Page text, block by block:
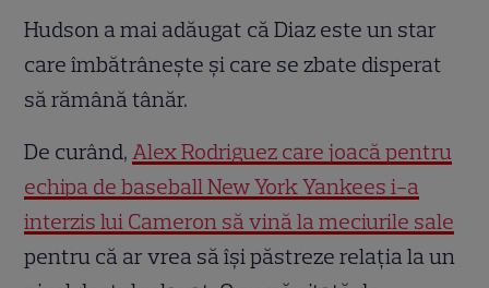
Hudson a mai adăugat că Diaz este un star
care îmbătrâneşte şi care se zbate disperat
să rămână tânăr.
De curând,Alex Rodriguez care joacă pentru
echipa de baseball New York Yankees i-a
interzis lui Cameron să vină la meciurile sale
pentru că ar vrea să îşi păstreze relaţia la un